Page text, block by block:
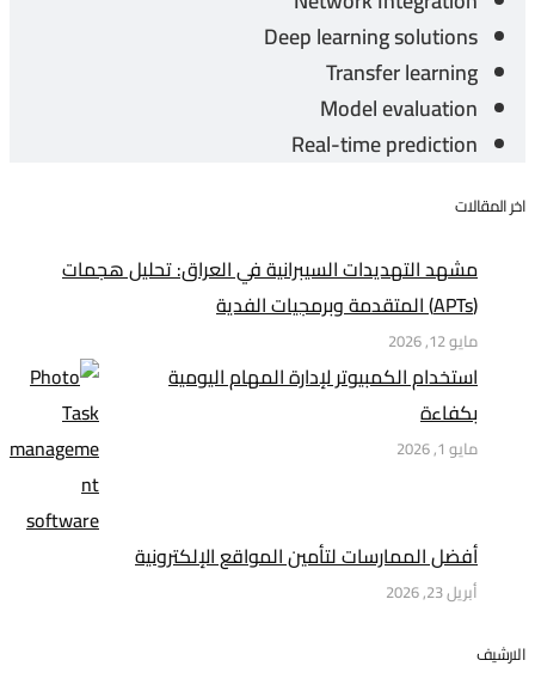
Deep learning solutions
Transfer learning
Model evaluation
Real-time prediction
اخر المقالات
مشهد التهديدات السيبرانية في العراق: تحليل هجمات
(APTs) المتقدمة وبرمجيات الفدية
مايو 12, 2026
استخدام الكمبيوتر لإدارة المهام اليومية
بكفاءة
مايو 1, 2026
أفضل الممارسات لتأمين المواقع الإلكترونية
أبريل 23, 2026
الارشيف